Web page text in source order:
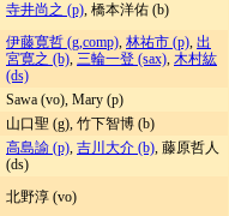
寺井尚之 (p), 橋本洋佑 (b)
伊藤寛哲 (g,comp), 林祐市 (p), 出
宮寛之 (b), 三輪一登 (sax), 木村紘
(ds)
Sawa (vo), Mary (p)
山口聖 (g), 竹下智博 (b)
高島諭 (p), 吉川大介 (b), 藤原哲人
(ds)
北野淳 (vo)